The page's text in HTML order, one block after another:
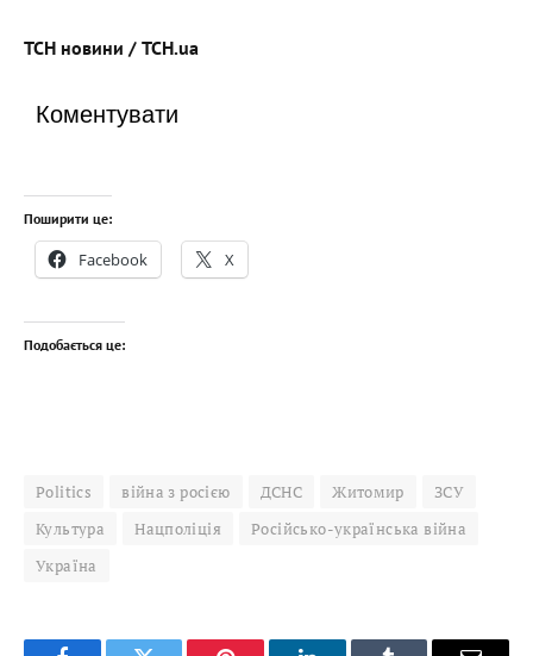
ТСН новини / ТСН.ua
Коментувати
Поширити це:
Facebook X
Подобається це:
Politics війна з росією ДСНС Житомир
ЗСУ
Культура
Нацполіція
Російсько-українська війна
Україна